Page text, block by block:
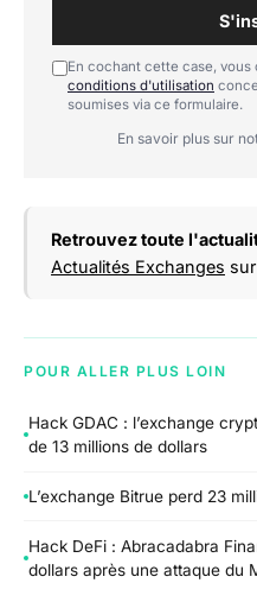
En cochant cette case,
conditions d'utilisation
soumises via ce formulaire.
En savoir plus sur
Retrouvez toute
Actualités Exchanges
POUR ALLER PLUS LOIN
Hack GDAC : l’exchange
de 13 millions de dollars
L’exchange Bitrue perd 23
Hack DeFi : Abracadabra
dollars après une attaque du